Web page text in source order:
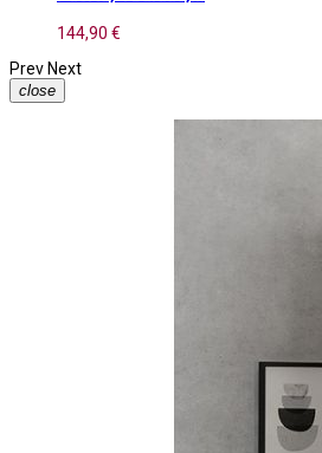
144,90 €
Prev Next
close